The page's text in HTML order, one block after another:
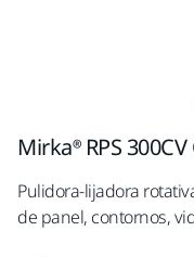
Mirka® RPS
Pulidora-lijadora
de panel, contornos,